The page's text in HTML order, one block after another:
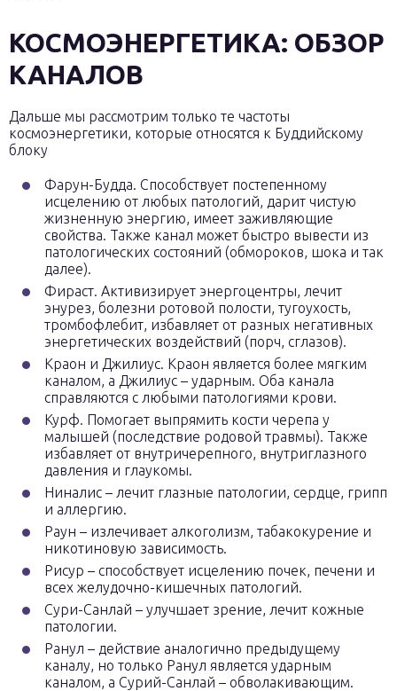
КОСМОЭНЕРГЕТИКА: ОБЗОР
КАНАЛОВ
Дальше мы рассмотрим только те частоты
космоэнергетики, которые относятся к Буддийскому
блоку
Фарун-Будда. Способствует постепенному
исцелению от любых патологий, дарит чистую
жизненную энергию, имеет заживляющие
свойства. Также канал может быстро вывести из
патологических состояний (обмороков, шока и так
далее).
Фираст. Активизирует энергоцентры, лечит
энурез, болезни ротовой полости, тугоухость,
тромбофлебит, избавляет от разных негативных
энергетических воздействий (порч, сглазов).
Краон и Джилиус. Краон является более мягким
каналом, а Джилиус – ударным. Оба канала
справляются с любыми патологиями крови.
Курф. Помогает выпрямить кости черепа у
малышей (последствие родовой травмы). Также
избавляет от внутричерепного, внутриглазного
давления и глаукомы.
Ниналис – лечит глазные патологии, сердце, грипп
и аллергию.
Раун – излечивает алкоголизм, табакокурение и
никотиновую зависимость.
Рисур – способствует исцелению почек, печени и
всех желудочно-кишечных патологий.
Сури-Санлай – улучшает зрение, лечит кожные
патологии.
Ранул – действие аналогично предыдущему
каналу, но только Ранул является ударным
каналом, а Сурий-Санлай – обволакивающим.